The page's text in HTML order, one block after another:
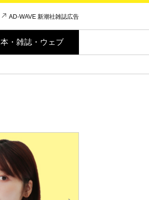
AD-WAVE 新潮社雑誌広告
本・雑誌・ウェブ